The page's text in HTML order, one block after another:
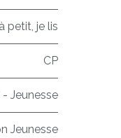
petit, je lis
CP
- Jeunesse
Jeunesse